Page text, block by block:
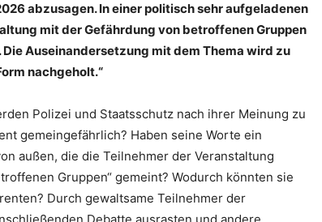
abzusagen. In einer politisch sehr aufgeladenen
mit der Gefährdung von betroffenen Gruppen
Auseinandersetzung mit dem Thema wird zu
nachgeholt.“
Polizei und Staatsschutz nach ihrer Meinung zu
gemeingefährlich? Haben seine Worte ein
außen, die die Teilnehmer der Veranstaltung
Gruppen“ gemeint? Wodurch könnten sie
Durch gewaltsame Teilnehmer der